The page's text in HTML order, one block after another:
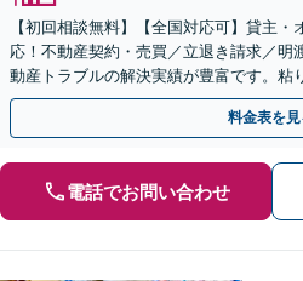
【初回相談無料】【全国対応可】貸主
応！不動産契約・売買／立退き請求／明
動産トラブルの解決実績が豊富です。粘
最善の解決を目指します【Web・電話相
料金表を見
電話でお問い合わせ